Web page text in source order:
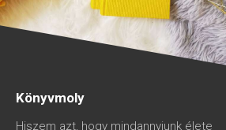
Könyvmoly
Hiszem azt, hogy mindannyiunk élete